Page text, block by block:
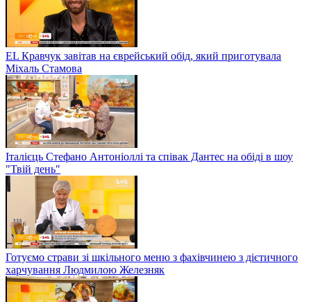
EL Кравчук завітав на єврейський обід, який приготувала
Міхаль Стамова
Італієць Стефано Антоніоллі та співак Дантес на обіді в шоу
"Твій день"
Готуємо страви зі шкільного меню з фахівчинею з дієтичного
харчування Людмилою Железняк